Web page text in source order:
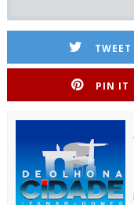
TWEET
PIN IT